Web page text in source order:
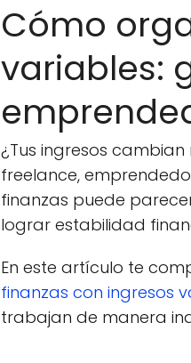
Cómo
variables:
¿Tus ingresos
freelance,
finanzas puede
lograr estabilidad
En este artículo te
finanzas con ingresos
trabajan de manera